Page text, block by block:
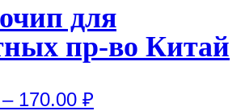
для
пр-во Китай
– 170.00 ₽